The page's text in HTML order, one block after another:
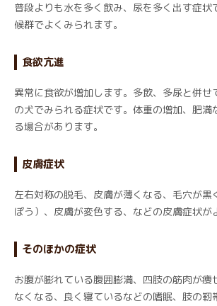
普段よりも水を多く飲み、尿を多く出す症状
候群でよくみられます。
食欲亢進
異常に食欲が増加します。多飲、多尿と併せ
の犬でみられる症状です。体重の増加、肥満
る場合があります。
皮膚症状
左右対称の脱毛、皮膚が薄くなる、毛穴が黒
ぽう）、皮膚が変色する、などの皮膚症状が
そのほかの症状
お腹が膨れている腹囲膨満、四肢の筋肉が痩
なくなる、良く寝ているなどの嗜眠、肢の靭